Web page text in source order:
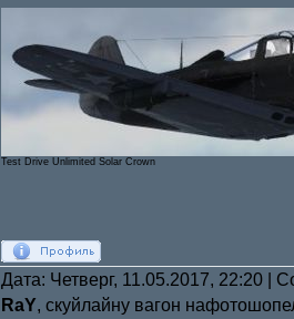
Test Drive Unlimited Solar Crown
Дата: Четверг, 11.05.2017, 22:20 |
RaY, скуйлайну вагон